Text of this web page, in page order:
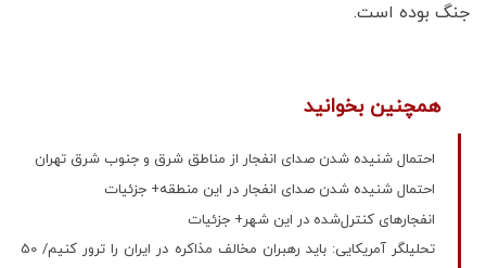
جنگ بوده است.
همچنین بخوانید
احتمال شنیده شدن صدای انفجار از مناطق شرق و‌ جنوب شرق تهران
احتمال شنیده شدن صدای انفجار در این منطقه+ جزئیات
انفجارهای کنترل‌شده در این شهر+ جزئیات
تحلیلگر آمریکایی: باید رهبران مخالف مذاکره در ایران را ترور کنیم/ 50